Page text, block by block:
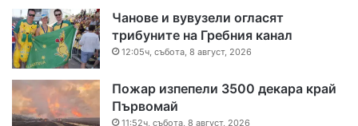
Чанове и вувузели огласят
трибуните на Гребния канал
12:05ч, събота, 8 август, 2026
Пожар изпепели 3500 декара край
Първомай
11:52ч, събота, 8 август, 2026